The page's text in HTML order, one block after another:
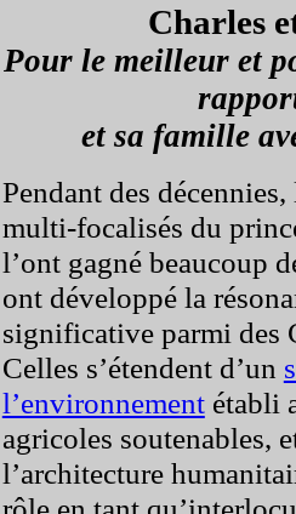
Charles
Pour le meilleur et
et sa famille
Pendant des
multi-focalisés du
l’ont gagné beaucoup
ont développé la
significative parmi des
Celles s’étendent d’un
l’environnementétabli
agricoles soutenables,
l’architecture